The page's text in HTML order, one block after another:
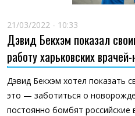
21/03/2022 - 10:33
Дэвид Бекхэм показал
работу харьковских
Дэвид Бекхэм хотел показать
это — заботиться о
постоянно бомбят российские